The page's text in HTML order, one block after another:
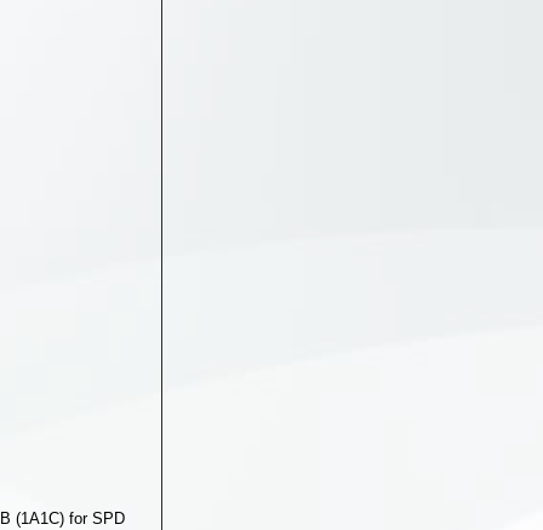
(1A1C) for SPD